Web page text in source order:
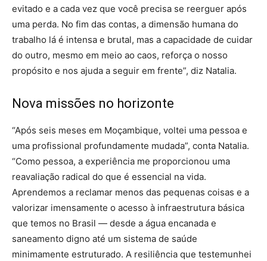
evitado e a cada vez que você precisa se reerguer após
uma perda. No fim das contas, a dimensão humana do
trabalho lá é intensa e brutal, mas a capacidade de cuidar
do outro, mesmo em meio ao caos, reforça o nosso
propósito e nos ajuda a seguir em frente”, diz Natalia.
Nova missões no horizonte
“Após seis meses em Moçambique, voltei uma pessoa e
uma profissional profundamente mudada”, conta Natalia.
“Como pessoa, a experiência me proporcionou uma
reavaliação radical do que é essencial na vida.
Aprendemos a reclamar menos das pequenas coisas e a
valorizar imensamente o acesso à infraestrutura básica
que temos no Brasil — desde a água encanada e
saneamento digno até um sistema de saúde
minimamente estruturado. A resiliência que testemunhei